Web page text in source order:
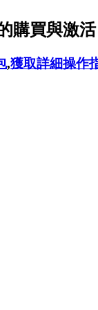
購買與激活
,獲取詳細操作